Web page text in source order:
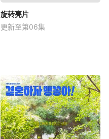
旋转亮片
更新至第06集